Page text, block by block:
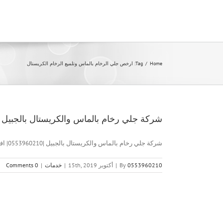
Home
/
Tag: ارخص جلي الرخام بالماس وتلميع الرخام الكريستال
شركة جلي رخام بالماس والكريستال بالجبيل |0553960210| افضل
شركة جلي رخام بالماس والكريستال بالجبيل |0553960210| افضل الاسعار شركة [...]
By 0553960210
| أكتوبر 15th, 2019 | خدمات |
0 Comments